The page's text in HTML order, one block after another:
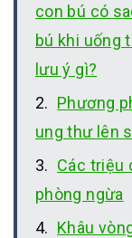
con bú có
bú khi uống
lưu ý gì?
Phương
ung thư lên
Các triệu
phòng ngừa
Khâu